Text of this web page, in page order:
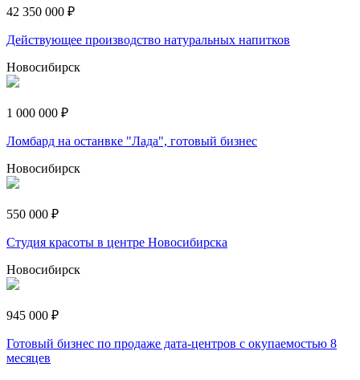
42 350 000 ₽
Действующее производство натуральных напитков
Новосибирск
1 000 000 ₽
Ломбард на останвке "Лада", готовый бизнес
Новосибирск
550 000 ₽
Студия красоты в центре Новосибирска
Новосибирск
945 000 ₽
Готовый бизнес по продаже дата-центров с окупаемостью 8
месяцев